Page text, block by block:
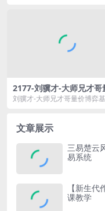
2177-刘骥才-大师兄才哥
博弈基础解密（初级）
刘骥才-大师兄才哥量价博弈
文章展示
三易楚云
易系统
【新生
课教学